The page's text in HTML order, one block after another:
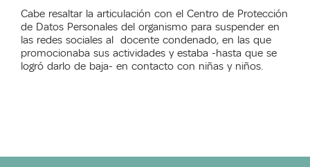
Cabe resaltar la articulación con el Centro de Protección
de Datos Personales del organismo para suspender en
las redes sociales al docente condenado, en las que
promocionaba sus actividades y estaba -hasta que se
logró darlo de baja- en contacto con niñas y niños.